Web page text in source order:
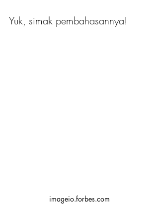
Yuk, simak pembahasannya!
imageio.forbes.com